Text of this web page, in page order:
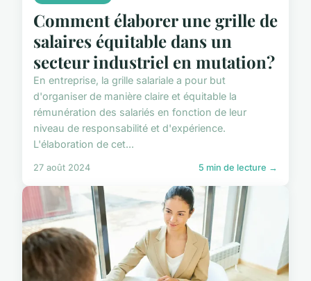
Comment élaborer une grille de
salaires équitable dans un
secteur industriel en mutation?
En entreprise, la grille salariale a pour but
d'organiser de manière claire et équitable la
rémunération des salariés en fonction de leur
niveau de responsabilité et d'expérience.
L'élaboration de cet...
27 août 2024 5 min de lecture →